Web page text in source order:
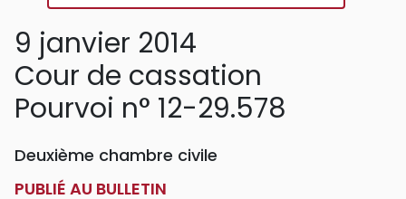
9 janvier 2014
Cour de cassation
Pourvoi n° 12-29.578
Deuxième chambre civile
PUBLIÉ AU BULLETIN